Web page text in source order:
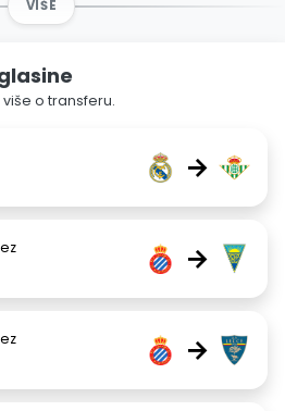
VIŠE
o transferu.
→
→
→